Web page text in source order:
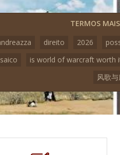
TERMOS
direito 2026
is world of warcraft worth
风歌